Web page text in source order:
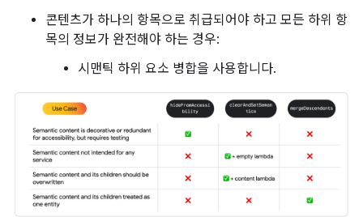
콘텐츠가 하나의 항목으로 취급되어야 하고 모든 하위 항
목의 정보가 완전해야 하는 경우:
시맨틱 하위 요소 병합을 사용합니다.